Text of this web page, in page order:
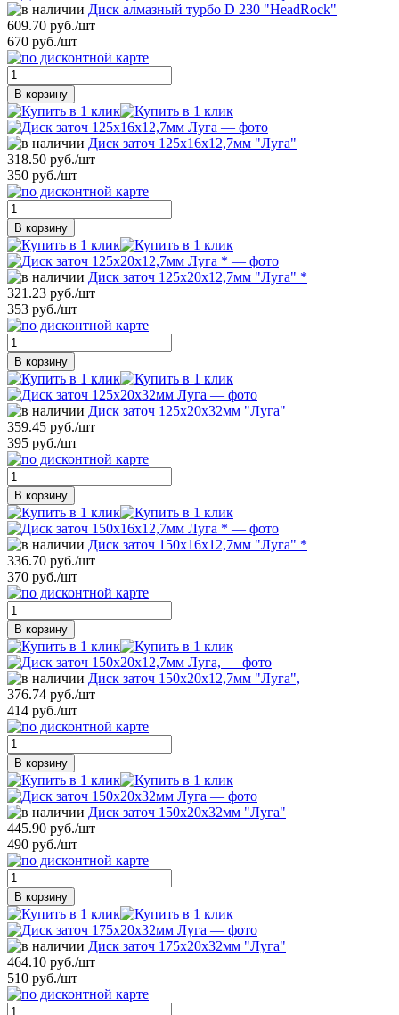
Диск алмазный турбо D 230 "HeadRock"
609.70 руб./шт
670 руб./шт
В корзину
Диск заточ 125х16х12,7мм "Луга"
318.50 руб./шт
350 руб./шт
В корзину
Диск заточ 125х20х12,7мм "Луга" *
321.23 руб./шт
353 руб./шт
В корзину
Диск заточ 125х20х32мм "Луга"
359.45 руб./шт
395 руб./шт
В корзину
Диск заточ 150х16х12,7мм "Луга" *
336.70 руб./шт
370 руб./шт
В корзину
Диск заточ 150х20х12,7мм "Луга",
376.74 руб./шт
414 руб./шт
В корзину
Диск заточ 150х20х32мм "Луга"
445.90 руб./шт
490 руб./шт
В корзину
Диск заточ 175х20х32мм "Луга"
464.10 руб./шт
510 руб./шт